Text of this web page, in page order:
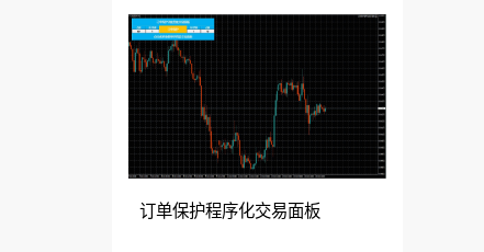
订单保护程序化交易面板